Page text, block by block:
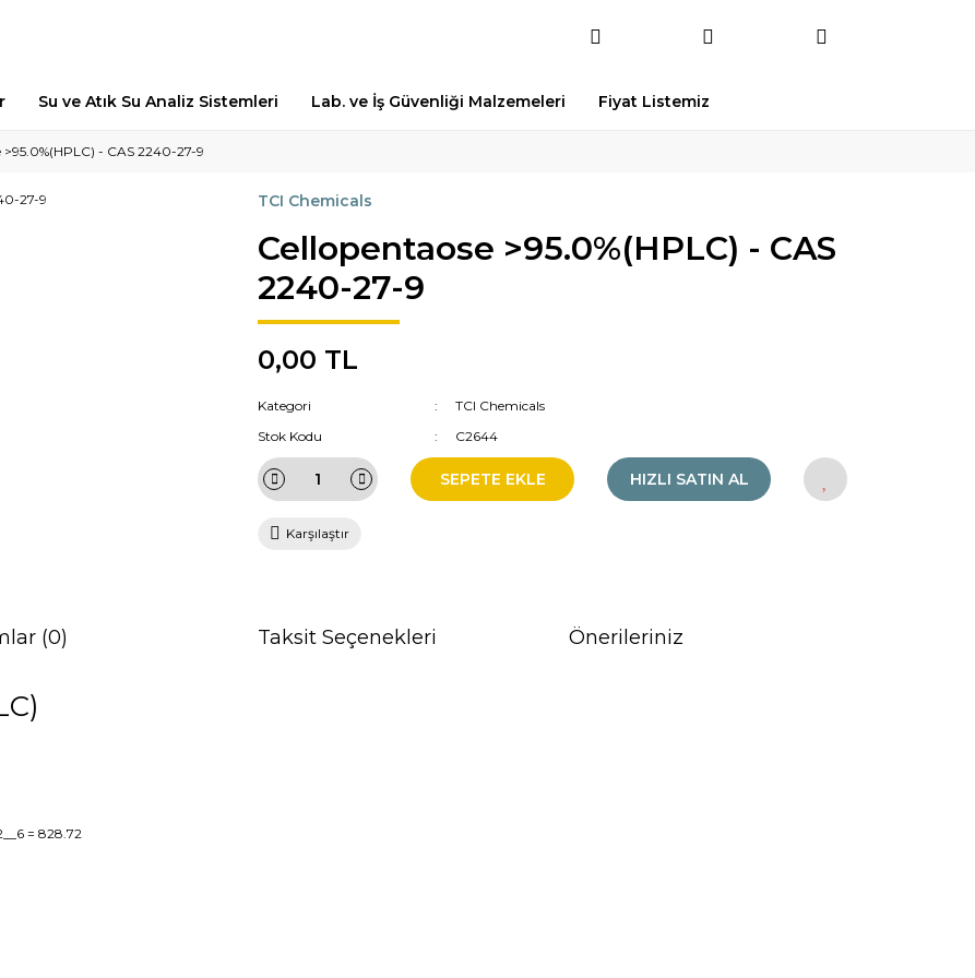
Su ve Atık Su Analiz Sistemleri Lab. ve İş Güvenliği Malzemeleri Fiyat Listemiz
>95.0%(HPLC) - CAS 2240-27-9
TCI Chemicals
Cellopentaose >95.0%(HPLC) - CAS
2240-27-9
0,00 TL
Kategori
TCI Chemicals
Stok Kodu
C2644
SEPETE EKLE HIZLI SATIN AL
Karşılaştır
(0) Taksit Seçenekleri Önerileriniz
= 828.72